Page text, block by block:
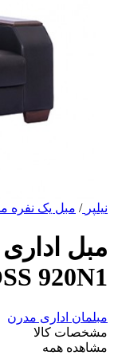
نیلپر / مبل یک نفره
مبل
920N1
مبلمان اداری مدرن
مشخصات کالا
مشاهده همه